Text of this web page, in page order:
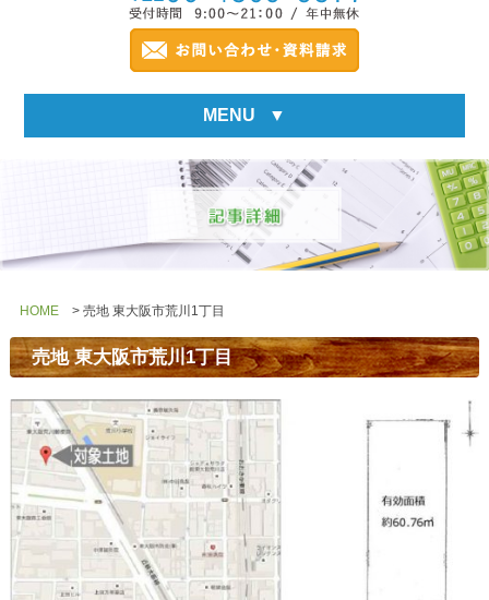
MENU ▼
HOME> 売地 東大阪市荒川1丁目
売地 東大阪市荒川1丁目